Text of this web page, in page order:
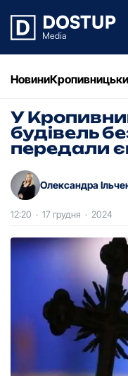
Новини
У
будівель
передали
Олександра
12:20 · 17 грудня · 2024